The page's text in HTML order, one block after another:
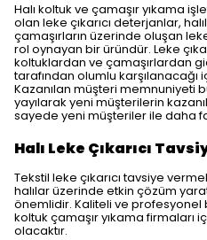
Halı koltuk ve çamaşır yıkama
olan leke çıkarıcı deterjanlar,
çamaşırların üzerinde oluşan
rol oynayan bir üründür. Leke
koltuklardan ve çamaşırlardan
tarafından olumlu
Kazanılan müşteri memnuniyeti
yayılarak yeni müşterilerin
sayede yeni müşteriler ile daha
Halı Leke Çıkarıcı
Tekstil leke çıkarıcı tavsiye
halılar üzerinde etkin çözüm
önemlidir. Kaliteli ve profesyonel
koltuk çamaşır yıkama firmaları
olacaktır.